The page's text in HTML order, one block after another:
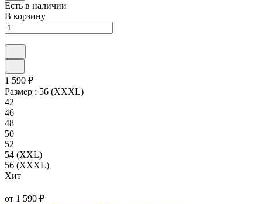
Есть в наличии
В корзину
1 590 ₽
Размер : 56 (XXXL)
42
46
48
50
52
54 (XXL)
56 (XXXL)
Хит
от 1 590 ₽